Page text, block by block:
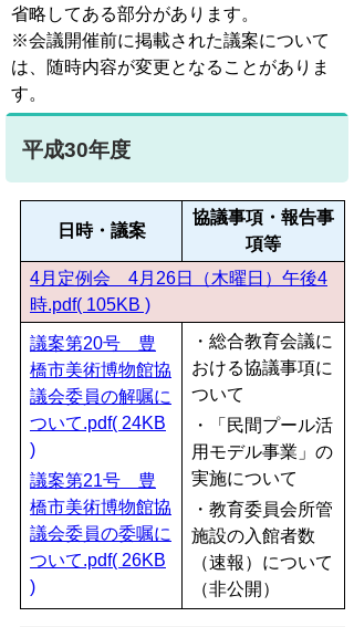
省略してある部分があります。
※会議開催前に掲載された議案について
は、随時内容が変更となることがありま
す。
平成30年度
日時・議案
協議事項・報告事
項等
4月定例会 4月26日（木曜日）午後4
時.pdf( 105KB )
議案第20号 豊
橋市美術博物館協
議会委員の解嘱に
ついて.pdf( 24KB
)
議案第21号 豊
橋市美術博物館協
議会委員の委嘱に
ついて.pdf( 26KB
)
・総合教育会議に
おける協議事項に
ついて
・「民間プール活
用モデル事業」の
実施について
・教育委員会所管
施設の入館者数
（速報）について
（非公開）